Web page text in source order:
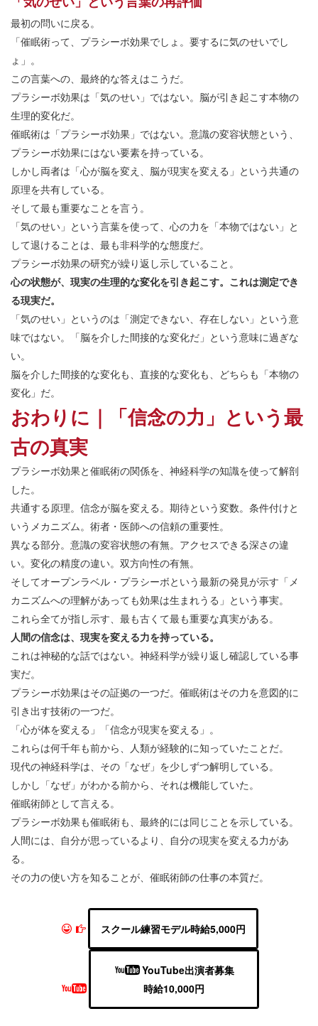
最初の問いに戻る。
「催眠術って、プラシーボ効果でしょ。要するに気のせいでし
ょ」。
この言葉への、最終的な答えはこうだ。
プラシーボ効果は「気のせい」ではない。脳が引き起こす本物の
生理的変化だ。
催眠術は「プラシーボ効果」ではない。意識の変容状態という、
プラシーボ効果にはない要素を持っている。
しかし両者は「心が脳を変え、脳が現実を変える」という共通の
原理を共有している。
そして最も重要なことを言う。
「気のせい」という言葉を使って、心の力を「本物ではない」と
して退けることは、最も非科学的な態度だ。
プラシーボ効果の研究が繰り返し示していること。
心の状態が、現実の生理的な変化を引き起こす。これは測定でき
る現実だ。
「気のせい」というのは「測定できない、存在しない」という意
味ではない。「脳を介した間接的な変化だ」という意味に過ぎな
い。
脳を介した間接的な変化も、直接的な変化も、どちらも「本物の
変化」だ。
おわりに｜「信念の力」という最
古の真実
プラシーボ効果と催眠術の関係を、神経科学の知識を使って解剖
した。
共通する原理。信念が脳を変える。期待という変数。条件付けと
いうメカニズム。術者・医師への信頼の重要性。
異なる部分。意識の変容状態の有無。アクセスできる深さの違
い。変化の精度の違い。双方向性の有無。
そしてオープンラベル・プラシーボという最新の発見が示す「メ
カニズムへの理解があっても効果は生まれうる」という事実。
これら全てが指し示す、最も古くて最も重要な真実がある。
人間の信念は、現実を変える力を持っている。
これは神秘的な話ではない。神経科学が繰り返し確認している事
実だ。
プラシーボ効果はその証拠の一つだ。催眠術はその力を意図的に
引き出す技術の一つだ。
「心が体を変える」「信念が現実を変える」。
これらは何千年も前から、人類が経験的に知っていたことだ。
現代の神経科学は、その「なぜ」を少しずつ解明している。
しかし「なぜ」がわかる前から、それは機能していた。
催眠術師として言える。
プラシーボ効果も催眠術も、最終的には同じことを示している。
人間には、自分が思っているより、自分の現実を変える力があ
る。
その力の使い方を知ることが、催眠術師の仕事の本質だ。
スクール練習モデル時給5,000円
YouTube出演者募集
時給10,000円